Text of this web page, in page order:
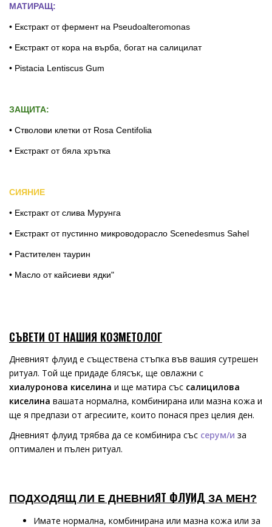
МАТИРАЩ:
• Екстракт от фермент на Pseudoalteromonas
• Екстракт от кора на върба, богат на салицилат
• Pistacia Lentiscus Gum
ЗАЩИТА:
• Стволови клетки от Rosa Centifolia
• Екстракт от бяла хрътка
СИЯНИЕ
• Екстракт от слива Мурунга
• Екстракт от пустинно микроводорасло Scenedesmus Sahel
• Растителен таурин
• Масло от кайсиеви ядки"
СЪВЕТИ ОТ НАШИЯ КОЗМЕТОЛОГ
Дневният флуид е съществена стъпка във вашия сутрешен
ритуал. Той ще придаде блясък, ще овлажни с
хиалуронова киселина и ще матира със салицилова
киселина вашата нормална, комбинирана или мазна кожа и
ще я предпази от агресиите, които понася през целия ден.
Дневният флуид трябва да се комбинира със серум/и за
оптимален и пълен ритуал.
ПОДХОДЯЩ ЛИ Е ДНЕВНИЯТ ФЛУИД ЗА МЕН?
Имате нормална, комбинирана или мазна кожа или за